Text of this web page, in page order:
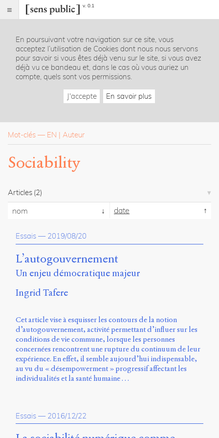
v. 0.1
Index
Rubriques
Essais
La
revue
Présentation
Publier
du
site
Archipel
En
ligne
Université
de
Sherbrooke
Campus
de
12723
150
Pl.
En poursuivant votre navigation sur ce site, vous
acceptez l’utilisation de Cookies dont nous nous servons
pour savoir si vous êtes déjà venu sur le site, si vous avez
déjà vu ce bandeau et, dans le cas où vous auriez un
compte, quels sont vos permissions.
J'accepte En savoir plus
Mot-clés — EN Auteur
Sociability
Articles (2)
nom date
Essais — 2019/08/20
L’autogouvernement
Un enjeu démocratique majeur
Ingrid Tafere
Cet article vise à esquisser les contours de la notion
d’autogouvernement, activité permettant d’influer sur les
conditions de vie commune, lorsque les personnes
concernées rencontrent une rupture du continuum de leur
expérience. En effet, il semble aujourd’hui indispensable,
au vu du « désempowerment » progressif affectant les
individualités et la santé humaine …
Essais — 2016/12/22